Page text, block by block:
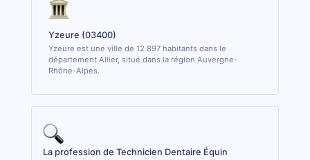
Yzeure (03400)
Yzeure est une ville de 12 897 habitants dans le
département Allier, situé dans la région Auvergne-
Rhône-Alpes.
La profession de Technicien Dentaire Équin